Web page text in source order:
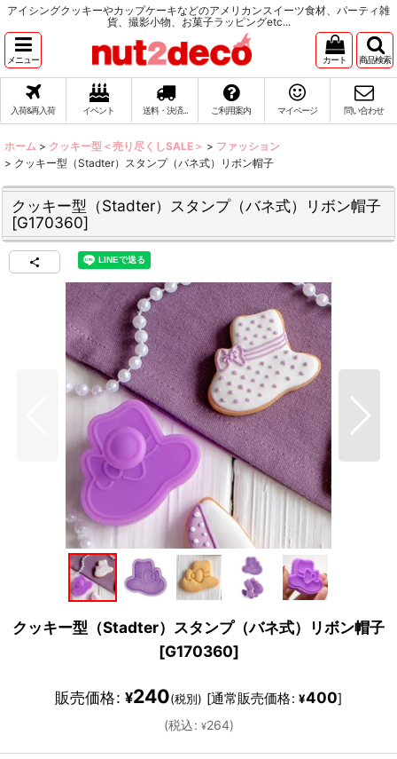
アイシングクッキーやカップケーキなどのアメリカンスイーツ食材、パーティ雑
貨、撮影小物、お菓子ラッピングetc...
メニュー カート 商品検索
入荷&再入荷 イベント 送料・決済... ご利用案内 マイページ 問い合わせ
ホーム > クッキー型＜売り尽くしSALE＞ > ファッション
> クッキー型（Stadter）スタンプ（バネ式）リボン帽子
クッキー型（Stadter）スタンプ（バネ式）リボン帽子
[G170360]
クッキー型（Stadter）スタンプ（バネ式）リボン帽子
[G170360]
販売価格: ¥240(税別) [通常販売価格: ¥400]
(税込: ¥264)